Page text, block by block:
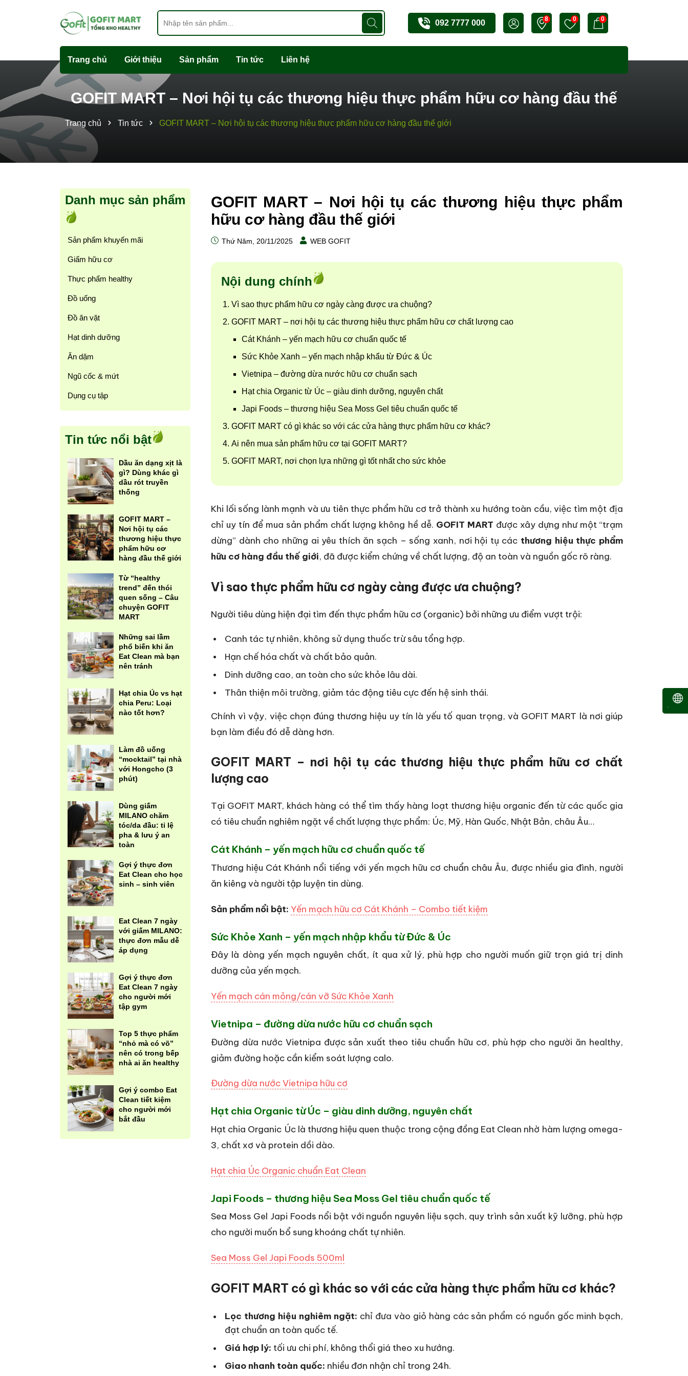
092 7777 000 8 0 0
Trang chủ Giới thiệu Sản phẩm Tin tức Liên hệ
GOFIT MART – Nơi hội tụ các thương hiệu thực phẩm hữu cơ hàng đầu thế
Trang chủ Tin tức GOFIT MART – Nơi hội tụ các thương hiệu thực phẩm hữu cơ hàng đầu thế giới
GOFIT MART – Nơi hội tụ các thương hiệu thực phẩm
hữu cơ hàng đầu thế giới
Thứ Năm, 20/11/2025 WEB GOFIT
Nội dung chính
Vì sao thực phẩm hữu cơ ngày càng được ưa chuộng?
GOFIT MART – nơi hội tụ các thương hiệu thực phẩm hữu cơ chất lượng cao
Cát Khánh – yến mạch hữu cơ chuẩn quốc tế
Sức Khỏe Xanh – yến mạch nhập khẩu từ Đức & Úc
Vietnipa – đường dừa nước hữu cơ chuẩn sạch
Hạt chia Organic từ Úc – giàu dinh dưỡng, nguyên chất
Japi Foods – thương hiệu Sea Moss Gel tiêu chuẩn quốc tế
GOFIT MART có gì khác so với các cửa hàng thực phẩm hữu cơ khác?
Ai nên mua sản phẩm hữu cơ tại GOFIT MART?
GOFIT MART, nơi chọn lựa những gì tốt nhất cho sức khỏe
Khi lối sống lành mạnh và ưu tiên thực phẩm hữu cơ trở thành xu hướng toàn cầu, việc tìm một địa
chỉ uy tín để mua sản phẩm chất lượng không hề dễ. GOFIT MART được xây dựng như một “trạm
dừng” dành cho những ai yêu thích ăn sạch – sống xanh, nơi hội tụ các thương hiệu thực phẩm
hữu cơ hàng đầu thế giới, đã được kiểm chứng về chất lượng, độ an toàn và nguồn gốc rõ ràng.
Vì sao thực phẩm hữu cơ ngày càng được ưa chuộng?
Người tiêu dùng hiện đại tìm đến thực phẩm hữu cơ (organic) bởi những ưu điểm vượt trội:
Canh tác tự nhiên, không sử dụng thuốc trừ sâu tổng hợp.
Hạn chế hóa chất và chất bảo quản.
Dinh dưỡng cao, an toàn cho sức khỏe lâu dài.
Thân thiện môi trường, giảm tác động tiêu cực đến hệ sinh thái.
Chính vì vậy, việc chọn đúng thương hiệu uy tín là yếu tố quan trọng, và GOFIT MART là nơi giúp
bạn làm điều đó dễ dàng hơn.
GOFIT MART – nơi hội tụ các thương hiệu thực phẩm hữu cơ chất
lượng cao
Tại GOFIT MART, khách hàng có thể tìm thấy hàng loạt thương hiệu organic đến từ các quốc gia
có tiêu chuẩn nghiêm ngặt về chất lượng thực phẩm: Úc, Mỹ, Hàn Quốc, Nhật Bản, châu Âu…
Cát Khánh – yến mạch hữu cơ chuẩn quốc tế
Thương hiệu Cát Khánh nổi tiếng với yến mạch hữu cơ chuẩn châu Âu, được nhiều gia đình, người
ăn kiêng và người tập luyện tin dùng.
Sản phẩm nổi bật: Yến mạch hữu cơ Cát Khánh – Combo tiết kiệm
Sức Khỏe Xanh – yến mạch nhập khẩu từ Đức & Úc
Đây là dòng yến mạch nguyên chất, ít qua xử lý, phù hợp cho người muốn giữ trọn giá trị dinh
dưỡng của yến mạch.
Yến mạch cán mỏng/cán vỡ Sức Khỏe Xanh
Vietnipa – đường dừa nước hữu cơ chuẩn sạch
Đường dừa nước Vietnipa được sản xuất theo tiêu chuẩn hữu cơ, phù hợp cho người ăn healthy,
giảm đường hoặc cần kiểm soát lượng calo.
Đường dừa nước Vietnipa hữu cơ
Hạt chia Organic từ Úc – giàu dinh dưỡng, nguyên chất
Hạt chia Organic Úc là thương hiệu quen thuộc trong cộng đồng Eat Clean nhờ hàm lượng omega-
3, chất xơ và protein dồi dào.
Hạt chia Úc Organic chuẩn Eat Clean
Japi Foods – thương hiệu Sea Moss Gel tiêu chuẩn quốc tế
Sea Moss Gel Japi Foods nổi bật với nguồn nguyên liệu sạch, quy trình sản xuất kỹ lưỡng, phù hợp
cho người muốn bổ sung khoáng chất tự nhiên.
Sea Moss Gel Japi Foods 500ml
GOFIT MART có gì khác so với các cửa hàng thực phẩm hữu cơ khác?
Lọc thương hiệu nghiêm ngặt: chỉ đưa vào giỏ hàng các sản phẩm có nguồn gốc minh bạch,
đạt chuẩn an toàn quốc tế.
Giá hợp lý: tối ưu chi phí, không thổi giá theo xu hướng.
Giao nhanh toàn quốc: nhiều đơn nhận chỉ trong 24h.
Danh mục sản phẩm
Sản phẩm khuyến mãi
Giấm hữu cơ
Thực phẩm healthy
Đồ uống
Đồ ăn vặt
Hạt dinh dưỡng
Ăn dặm
Ngũ cốc & mứt
Dụng cụ tập
Tin tức nổi bật
Dầu ăn dạng xịt là
gì? Dùng khác gì
dầu rót truyền
thống
GOFIT MART –
Nơi hội tụ các
thương hiệu thực
phẩm hữu cơ
hàng đầu thế giới
Từ “healthy
trend” đến thói
quen sống – Câu
chuyện GOFIT
MART
Những sai lầm
phổ biến khi ăn
Eat Clean mà bạn
nên tránh
Hạt chia Úc vs hạt
chia Peru: Loại
nào tốt hơn?
Làm đồ uống
“mocktail” tại nhà
với Hongcho (3
phút)
Dùng giấm
MILANO chăm
tóc/da đầu: tỉ lệ
pha & lưu ý an
toàn
Gợi ý thực đơn
Eat Clean cho học
sinh – sinh viên
Eat Clean 7 ngày
với giấm MILANO:
thực đơn mẫu dễ
áp dụng
Gợi ý thực đơn
Eat Clean 7 ngày
cho người mới
tập gym
Top 5 thực phẩm
“nhỏ mà có võ”
nên có trong bếp
nhà ai ăn healthy
Gợi ý combo Eat
Clean tiết kiệm
cho người mới
bắt đầu